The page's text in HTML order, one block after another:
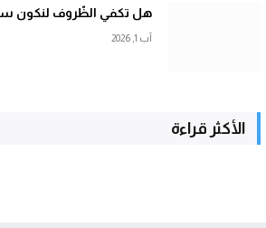
هل تكفي الظّروف لنكون
آب 1, 2026
الأكثر قراءة